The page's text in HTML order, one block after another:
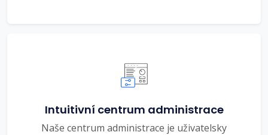
Intuitivní centrum administrace
Naše centrum administrace je uživatelsky